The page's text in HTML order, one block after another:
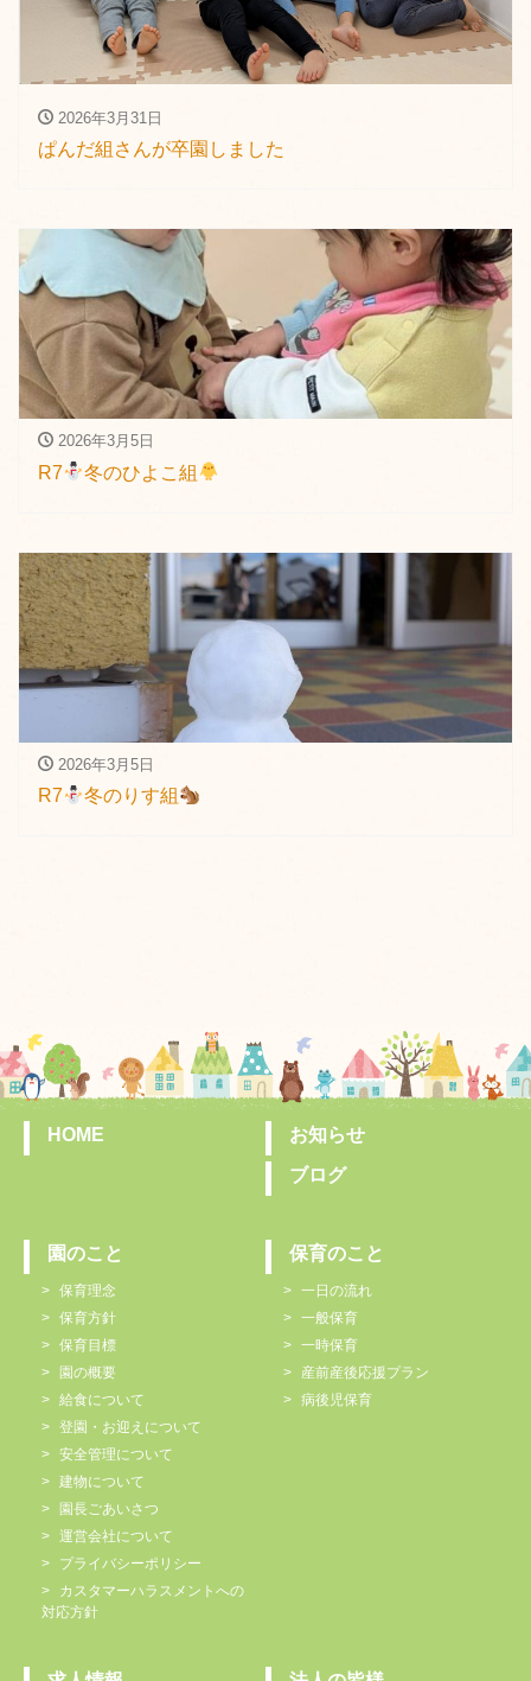
2026年3月31日
ぱんだ組さんが卒園しました
2026年3月5日
R7 冬のひよこ組
2026年3月5日
R7 冬のりす組
HOME
お知らせ
ブログ
園のこと
保育理念
保育方針
保育目標
園の概要
給食について
登園・お迎えについて
安全管理について
建物について
園長ごあいさつ
運営会社について
プライバシーポリシー
カスタマーハラスメントへの
対応方針
保育のこと
一日の流れ
一般保育
一時保育
産前産後応援プラン
病後児保育